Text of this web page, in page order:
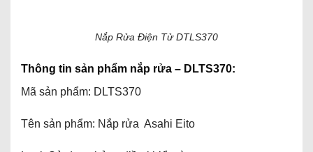
Nắp Rửa Điện Tử DTLS370
Thông tin sản phẩm nắp rửa – DLTS370:
Mã sản phẩm: DLTS370
Tên sản phẩm: Nắp rửa Asahi Eito